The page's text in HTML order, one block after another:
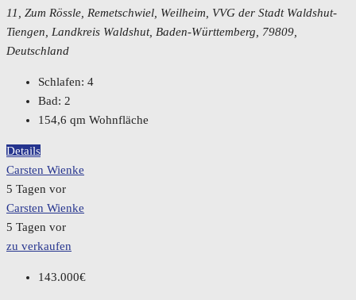
11, Zum Rössle, Remetschwiel, Weilheim, VVG der Stadt Waldshut-
Tiengen, Landkreis Waldshut, Baden-Württemberg, 79809,
Deutschland
Schlafen: 4
Bad: 2
154,6 qm Wohnfläche
Details
Carsten Wienke
5 Tagen vor
Carsten Wienke
5 Tagen vor
zu verkaufen
143.000€